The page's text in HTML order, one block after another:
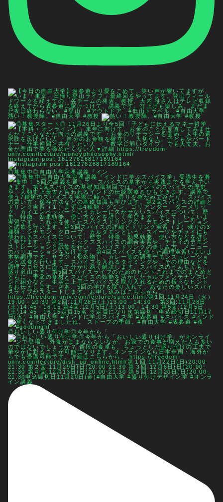
熱い！教授陣。#自由大学 #教授
Instagram post 18127626817189164
◎募集中◎自由大学定番講義『イン
◎おいしい盛り付け学◎今年から「